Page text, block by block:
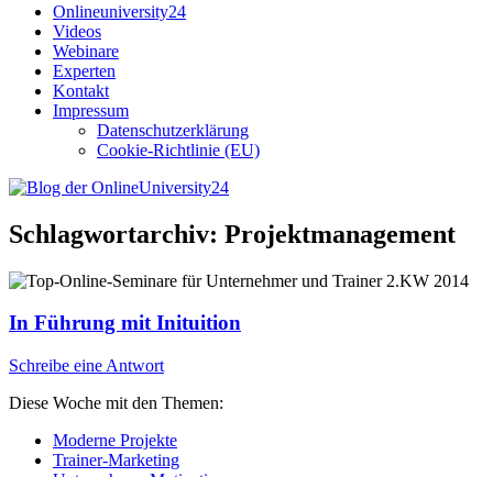
Onlineuniversity24
Videos
Webinare
Experten
Kontakt
Impressum
Datenschutzerklärung
Cookie-Richtlinie (EU)
Schlagwortarchiv: Projektmanagement
In Führung mit Inituition
Schreibe eine Antwort
Diese Woche mit den Themen:
Moderne Projekte
Trainer-Marketing